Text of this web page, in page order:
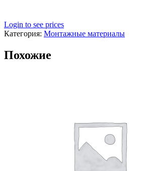
Login to see prices
Категория: Монтажные материалы
Похожие